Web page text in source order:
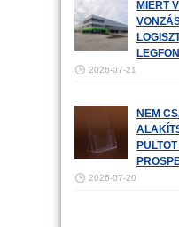
MIÉRT
2026-07-21
NEM
2026-07-20